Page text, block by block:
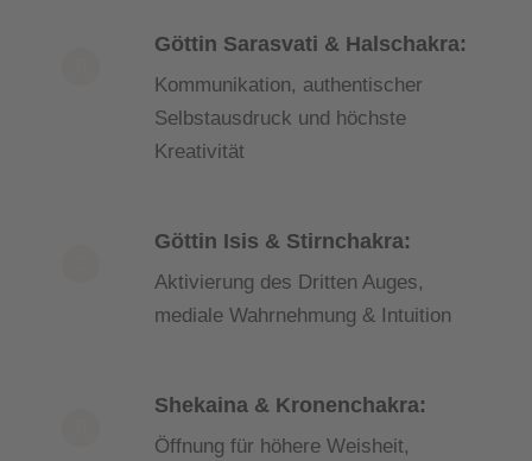
Göttin Sarasvati & Halschakra:
Kommunikation, authentischer
Selbstausdruck und höchste
Kreativität
Göttin Isis & Stirnchakra:
Aktivierung des Dritten Auges,
mediale Wahrnehmung & Intuition
Shekaina & Kronenchakra:
Öffnung für höhere Weisheit,